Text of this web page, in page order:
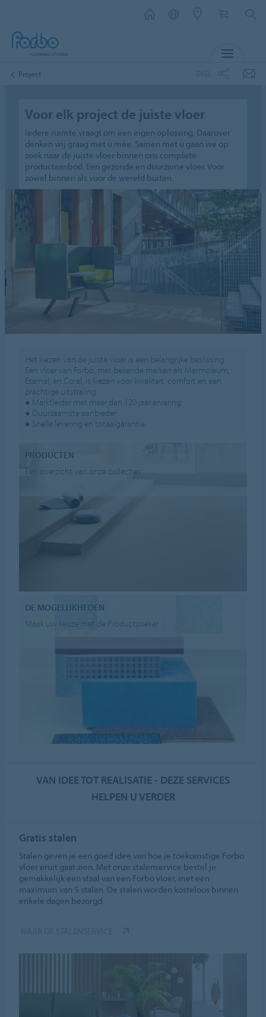
Project
Voor elk project de juiste vloer
Iedere ruimte vraagt om een eigen oplossing. Daarover
denken wij graag met u mee. Samen met u gaan we op
zoek naar de juiste vloer binnen ons complete
productaanbod. Een gezonde en duurzame vloer. Voor
zowel binnen als voor de wereld buiten.
Het kiezen van de juiste vloer is een belangrijke beslissing.
Een vloer van Forbo, met bekende merken als Marmoleum,
Eternal, en Coral, is kiezen voor kwaliteit, comfort en een
prachtige uitstraling.
● Marktleider met meer dan 120 jaar ervaring
● Duurzaamste aanbieder
● Snelle levering en totaalgarantie
PRODUCTEN
Een overzicht van onze collecties
DE MOGELIJKHEDEN
Maak uw keuze met de Productzoeker
VAN IDEE TOT REALISATIE - DEZE SERVICES
HELPEN U VERDER
Gratis stalen
Stalen geven je een goed idee van hoe je toekomstige Forbo
vloer eruit gaat zien. Met onze stalenservice bestel je
gemakkelijk een staal van een Forbo vloer, met een
maximum van 5 stalen. De stalen worden kosteloos binnen
enkele dagen bezorgd.